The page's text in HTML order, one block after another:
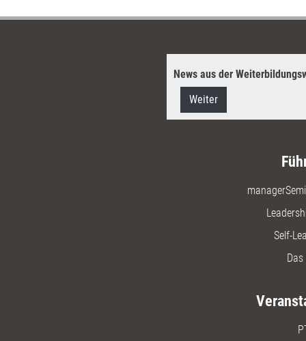
News aus der
Weiter
Self-